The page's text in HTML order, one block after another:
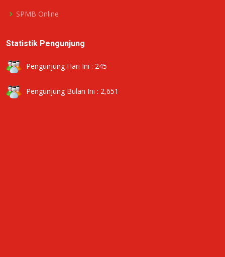
SPMB Online
Statistik Pengunjung
Pengunjung Hari Ini : 245
Pengunjung Bulan Ini : 2,651